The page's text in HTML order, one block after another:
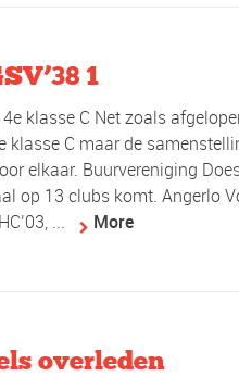
1
4e klasse C Net zoals
klasse C maar de
elkaar. Buurvereniging
op 13 clubs komt. Angerlo
...
More
overleden